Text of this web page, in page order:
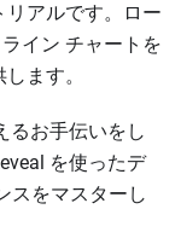
アルです。ロー
イン チャートを
ます。
るお手伝いをし
を使ったデ
スをマスターし